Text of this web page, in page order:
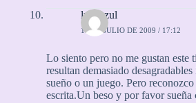
lunaazul
16 DE JULIO DE 2009 / 17:12
Lo siento pero no me gustan este
resultan demasiado
sueño o un juego. Pero
escrita.Un beso y por favor sueña